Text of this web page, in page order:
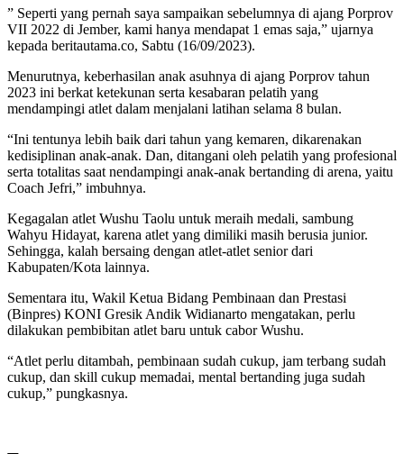
” Seperti yang pernah saya sampaikan sebelumnya di ajang Porprov
VII 2022 di Jember, kami hanya mendapat 1 emas saja,” ujarnya
kepada beritautama.co, Sabtu (16/09/2023).
Menurutnya, keberhasilan anak asuhnya di ajang Porprov tahun
2023 ini berkat ketekunan serta kesabaran pelatih yang
mendampingi atlet dalam menjalani latihan selama 8 bulan.
“Ini tentunya lebih baik dari tahun yang kemaren, dikarenakan
kedisiplinan anak-anak. Dan, ditangani oleh pelatih yang profesional
serta totalitas saat nendampingi anak-anak bertanding di arena, yaitu
Coach Jefri,” imbuhnya.
Kegagalan atlet Wushu Taolu untuk meraih medali, sambung
Wahyu Hidayat, karena atlet yang dimiliki masih berusia junior.
Sehingga, kalah bersaing dengan atlet-atlet senior dari
Kabupaten/Kota lainnya.
Sementara itu, Wakil Ketua Bidang Pembinaan dan Prestasi
(Binpres) KONI Gresik Andik Widianarto mengatakan, perlu
dilakukan pembibitan atlet baru untuk cabor Wushu.
“Atlet perlu ditambah, pembinaan sudah cukup, jam terbang sudah
cukup, dan skill cukup memadai, mental bertanding juga sudah
cukup,” pungkasnya.